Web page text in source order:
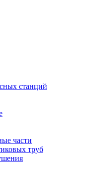
станций
части
труб